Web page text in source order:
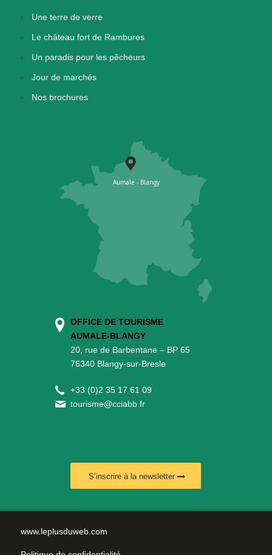
Une terre de verre
Le château fort de Rambures
Un paradis pour les pêcheurs
Jour de marchés
Nos brochures
OFFICE DE TOURISME
AUMALE-BLANGY
20, rue de Barbentane – BP 65
76340 Blangy-sur-Bresle
+33 (0)2 35 17 61 09
tourisme@cciabb.fr
S’inscrire à la newsletter
www.leplusduweb.com